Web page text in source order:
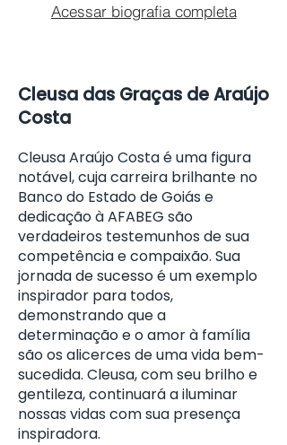
Acessar biografia completa
Cleusa das Graças de Araújo
Costa
Cleusa Araújo Costa é uma figura
notável, cuja carreira brilhante no
Banco do Estado de Goiás e
dedicação à AFABEG são
verdadeiros testemunhos de sua
competência e compaixão. Sua
jornada de sucesso é um exemplo
inspirador para todos,
demonstrando que a
determinação e o amor à família
são os alicerces de uma vida bem-
sucedida. Cleusa, com seu brilho e
gentileza, continuará a iluminar
nossas vidas com sua presença
inspiradora.